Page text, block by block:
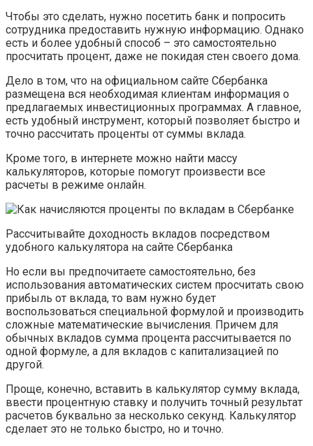
Чтобы это сделать, нужно посетить банк и попросить
сотрудника предоставить нужную информацию. Однако
есть и более удобный способ – это самостоятельно
просчитать процент, даже не покидая стен своего дома.
Дело в том, что на официальном сайте Сбербанка
размещена вся необходимая клиентам информация о
предлагаемых инвестиционных программах. А главное,
есть удобный инструмент, который позволяет быстро и
точно рассчитать проценты от суммы вклада.
Кроме того, в интернете можно найти массу
калькуляторов, которые помогут произвести все
расчеты в режиме онлайн.
Рассчитывайте доходность вкладов посредством
удобного калькулятора на сайте Сбербанка
Но если вы предпочитаете самостоятельно, без
использования автоматических систем просчитать свою
прибыль от вклада, то вам нужно будет
воспользоваться специальной формулой и производить
сложные математические вычисления. Причем для
обычных вкладов сумма процента рассчитывается по
одной формуле, а для вкладов с капитализацией по
другой.
Проще, конечно, вставить в калькулятор сумму вклада,
ввести процентную ставку и получить точный результат
расчетов буквально за несколько секунд. Калькулятор
сделает это не только быстро, но и точно.